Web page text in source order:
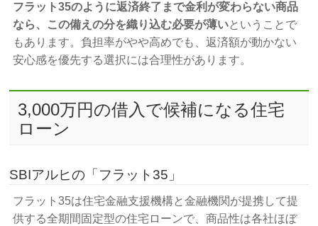
フラット35のように返済終了まで金利が変わらない商品
なら、この備えの分を織り込む必要が薄いということで
もあります。負担率がやや高めでも、返済額が動かない
安心感を優先する選択には合理性があります。
3,000万円の借入で候補になる住宅
ローン
SBIアルヒの「フラット35」
フラット35は住宅金融支援機構と金融機関が提携して提
供する全期間固定型の住宅ローンで、商品性は各社ほぼ